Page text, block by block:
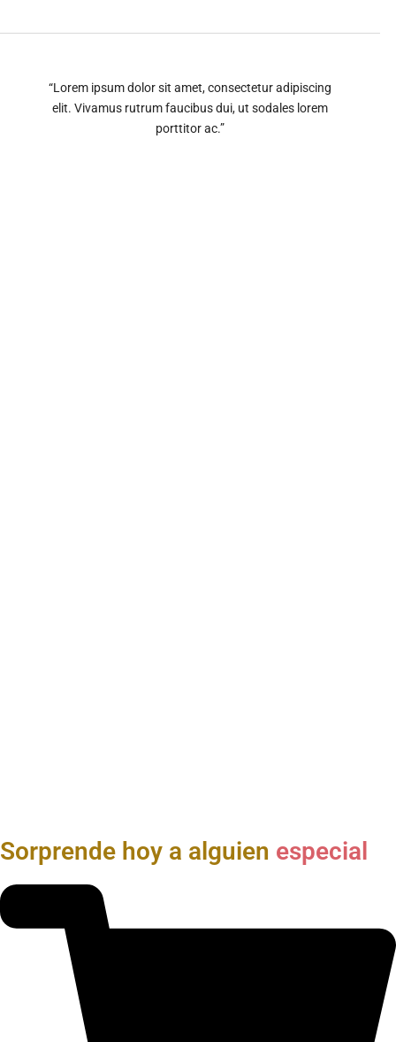
“Lorem ipsum dolor sit amet, consectetur adipiscing
elit. Vivamus rutrum faucibus dui, ut sodales lorem
porttitor ac.”
Sorprende hoy a alguien especial